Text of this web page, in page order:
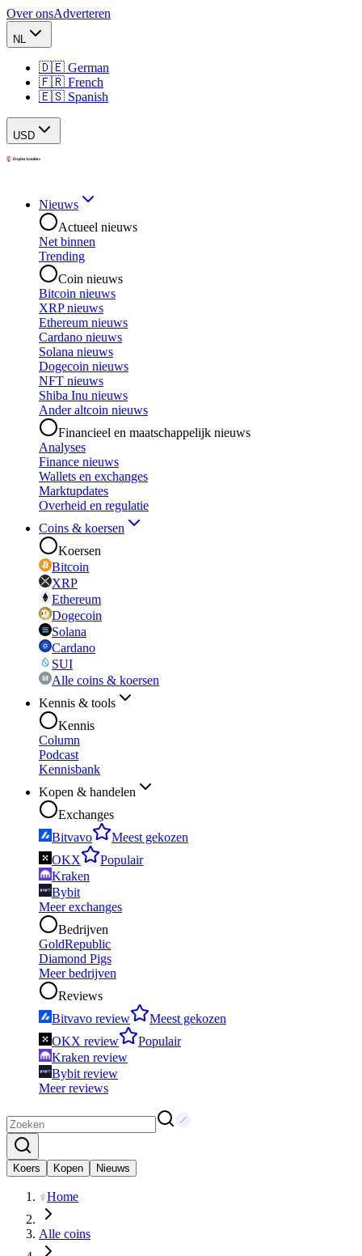
Over onsAdverteren
NL
🇩🇪 German
🇫🇷 French
🇪🇸 Spanish
USD
Nieuws
Actueel nieuws
Net binnen
Trending
Coin nieuws
Bitcoin nieuws
XRP nieuws
Ethereum nieuws
Cardano nieuws
Solana nieuws
Dogecoin nieuws
NFT nieuws
Shiba Inu nieuws
Ander altcoin nieuws
Financieel en maatschappelijk nieuws
Analyses
Finance nieuws
Wallets en exchanges
Marktupdates
Overheid en regulatie
Coins & koersen
Koersen
Bitcoin
XRP
Ethereum
Dogecoin
Solana
Cardano
SUI
Alle coins & koersen
Kennis & tools
Kennis
Column
Podcast
Kennisbank
Kopen & handelen
Exchanges
Bitvavo
Meest gekozen
OKX
Populair
Kraken
Bybit
Meer exchanges
Bedrijven
GoldRepublic
Diamond Pigs
Meer bedrijven
Reviews
Bitvavo review
Meest gekozen
OKX review
Populair
Kraken review
Bybit review
Meer reviews
Koers Kopen Nieuws
Home
Alle coins